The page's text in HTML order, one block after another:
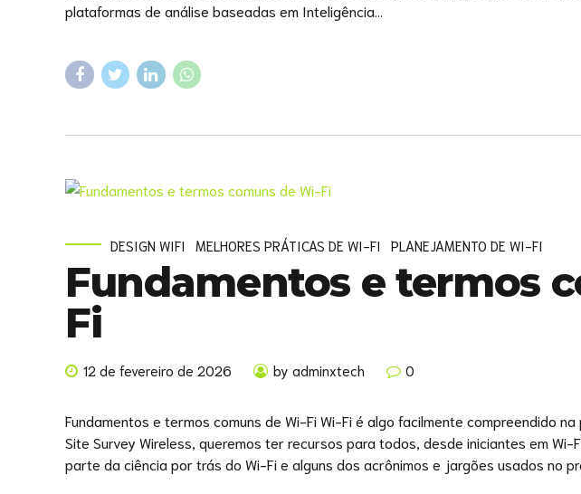
plataformas de análise baseadas em Inteligência...
DESIGN WIFI MELHORES PRÁTICAS DE WI-FI PLANEJAMENTO DE WI-FI
Fundamentos e termos
Fi
12 de fevereiro de 2026 by adminxtech 0
Fundamentos e termos comuns de Wi-Fi Wi-Fi é algo facilmente compreendido
Site Survey Wireless, queremos ter recursos para todos, desde iniciantes em
parte da ciência por trás do Wi-Fi e alguns dos acrônimos e jargões usados ​​no